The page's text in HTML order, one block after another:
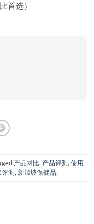
首选）
产品对比, 产品评测,使用
评测, 新加坡保健品.